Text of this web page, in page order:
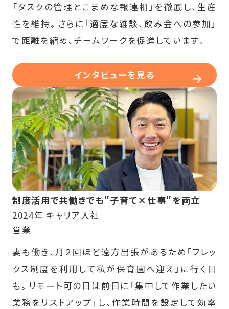
「タスクの管理とこまめな報連相」を徹底し、生産
性を維持。さらに「適度な雑談、飲み会への参加」
で距離を縮め、チームワークを促進しています。
インタビューを見る
制度活用で共働きでも"子育て×仕事"を両立
2024年 キャリア入社
営業
妻も働き、月２回ほど遠方出張があるため「フレッ
クス制度を利用して私が保育園へ迎え」に行く日
も。リモート可の日は前日に「集中して作業したい
業務をリストアップ」し、作業時間を設定して効率